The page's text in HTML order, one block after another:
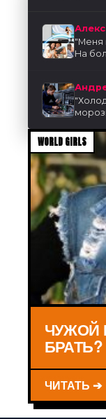
"Меня
На
"
WORLD GIRLS
ЧУЖОЙ
БРАТЬ?
ЧИТАТЬ ➔